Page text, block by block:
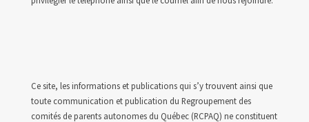
Ce site, les informations et publications qui s’y trouvent ainsi que
toute communication et publication du Regroupement des
comités de parents autonomes du Québec (RCPAQ) ne constituent